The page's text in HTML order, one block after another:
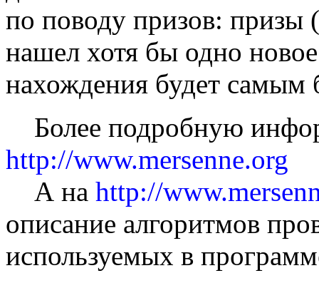
по поводу призов: призы
нашел хотя бы одно
нахождения будет самым
Более подробную
http://www.mersenne.org
А на http://
описание алгоритмов
используемых в